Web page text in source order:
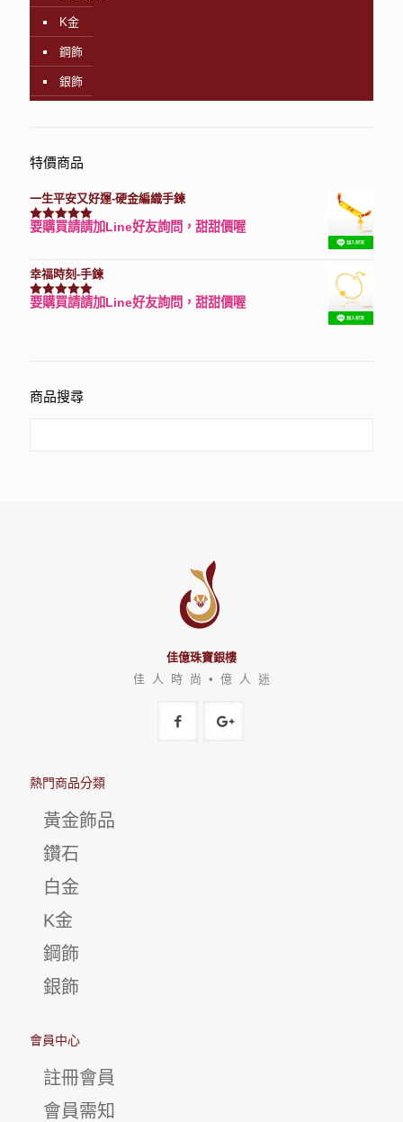
K金
鋼飾
銀飾
特價商品
一生平安又好運-硬金編織手鍊
評分7740滿分 5
要購買請請加Line好友詢問，甜甜價喔
幸福時刻-手鍊
評分3150滿分 5
要購買請請加Line好友詢問，甜甜價喔
商品搜尋
佳億珠寶銀樓
佳 人 時 尚 • 億 人 迷
熱門商品分類
黃金飾品
鑽石
白金
K金
鋼飾
銀飾
會員中心
註冊會員
會員需知